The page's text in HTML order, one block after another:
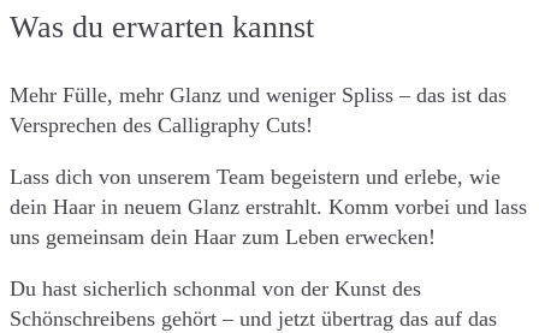
Was du erwarten kannst
Mehr Fülle, mehr Glanz und weniger Spliss – das ist das
Versprechen des Calligraphy Cuts!
Lass dich von unserem Team begeistern und erlebe, wie
dein Haar in neuem Glanz erstrahlt. Komm vorbei und lass
uns gemeinsam dein Haar zum Leben erwecken!
Du hast sicherlich schonmal von der Kunst des
Schönschreibens gehört – und jetzt übertrag das auf das